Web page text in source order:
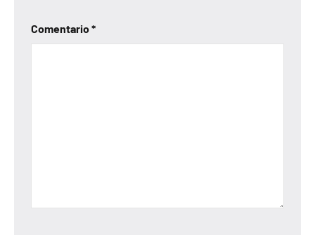
Comentario*